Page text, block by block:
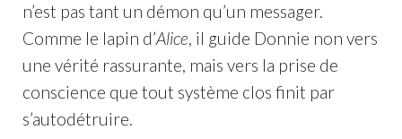
n’est pas tant un démon qu’un messager.
Comme le lapin d’Alice, il guide Donnie non vers
une vérité rassurante, mais vers la prise de
conscience que tout système clos finit par
s’autodétruire.